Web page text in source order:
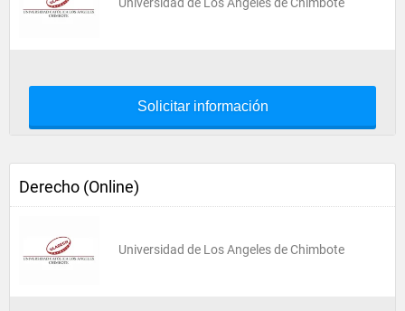
Solicitar información
Derecho (Online)
Universidad de Los Angeles de Chimbote